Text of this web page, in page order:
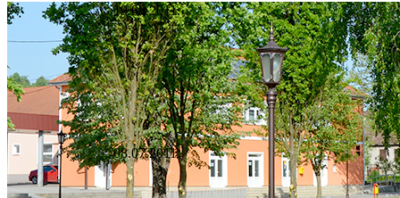
19.08.2011.
08.07.2011.